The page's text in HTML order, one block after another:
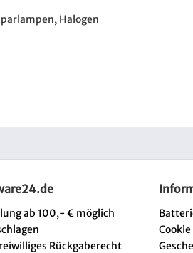
, Halogen
ab 100,- € möglich
Rückgaberecht